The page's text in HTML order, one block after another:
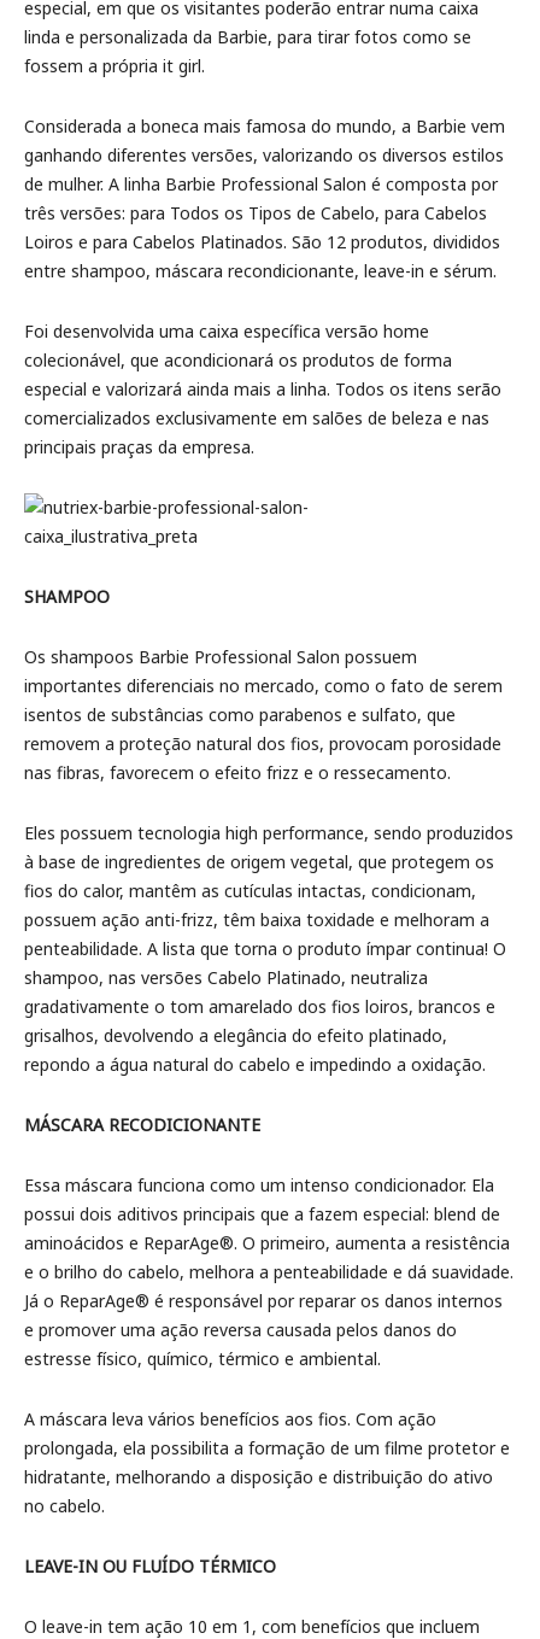
especial, em que os visitantes poderão entrar numa caixa
linda e personalizada da Barbie, para tirar fotos como se
fossem a própria it girl.
Considerada a boneca mais famosa do mundo, a Barbie vem
ganhando diferentes versões, valorizando os diversos estilos
de mulher. A linha Barbie Professional Salon é composta por
três versões: para Todos os Tipos de Cabelo, para Cabelos
Loiros e para Cabelos Platinados. São 12 produtos, divididos
entre shampoo, máscara recondicionante, leave-in e sérum.
Foi desenvolvida uma caixa específica versão home
colecionável, que acondicionará os produtos de forma
especial e valorizará ainda mais a linha. Todos os itens serão
comercializados exclusivamente em salões de beleza e nas
principais praças da empresa.
SHAMPOO
Os shampoos Barbie Professional Salon possuem
importantes diferenciais no mercado, como o fato de serem
isentos de substâncias como parabenos e sulfato, que
removem a proteção natural dos fios, provocam porosidade
nas fibras, favorecem o efeito frizz e o ressecamento.
Eles possuem tecnologia high performance, sendo produzidos
à base de ingredientes de origem vegetal, que protegem os
fios do calor, mantêm as cutículas intactas, condicionam,
possuem ação anti-frizz, têm baixa toxidade e melhoram a
penteabilidade. A lista que torna o produto ímpar continua! O
shampoo, nas versões Cabelo Platinado, neutraliza
gradativamente o tom amarelado dos fios loiros, brancos e
grisalhos, devolvendo a elegância do efeito platinado,
repondo a água natural do cabelo e impedindo a oxidação.
MÁSCARA RECODICIONANTE
Essa máscara funciona como um intenso condicionador. Ela
possui dois aditivos principais que a fazem especial: blend de
aminoácidos e ReparAge®. O primeiro, aumenta a resistência
e o brilho do cabelo, melhora a penteabilidade e dá suavidade.
Já o ReparAge® é responsável por reparar os danos internos
e promover uma ação reversa causada pelos danos do
estresse físico, químico, térmico e ambiental.
A máscara leva vários benefícios aos fios. Com ação
prolongada, ela possibilita a formação de um filme protetor e
hidratante, melhorando a disposição e distribuição do ativo
no cabelo.
LEAVE-IN OU FLUÍDO TÉRMICO
O leave-in tem ação 10 em 1, com benefícios que incluem